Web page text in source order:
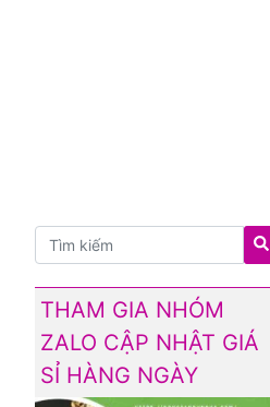
THAM GIA NHÓM
ZALO CẬP NHẬT GIÁ
SỈ HÀNG NGÀY